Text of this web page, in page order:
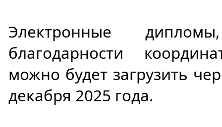
Электронные
благодарности
можно будет загрузить
декабря 2025 года.